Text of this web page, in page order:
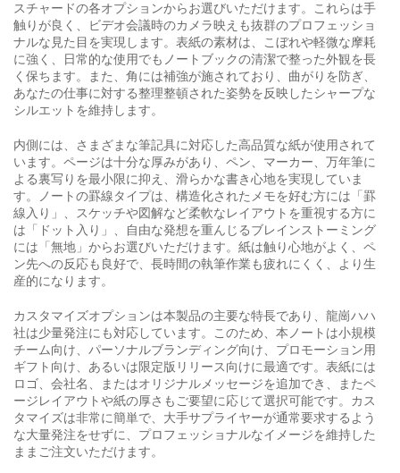
スチャードの各オプションからお選びいただけます。これらは手
触りが良く、ビデオ会議時のカメラ映えも抜群のプロフェッショ
ナルな見た目を実現します。表紙の素材は、こぼれや軽微な摩耗
に強く、日常的な使用でもノートブックの清潔で整った外観を長
く保ちます。また、角には補強が施されており、曲がりを防ぎ、
あなたの仕事に対する整理整頓された姿勢を反映したシャープな
シルエットを維持します。
内側には、さまざまな筆記具に対応した高品質な紙が使用されて
います。ページは十分な厚みがあり、ペン、マーカー、万年筆に
よる裏写りを最小限に抑え、滑らかな書き心地を実現していま
す。ノートの罫線タイプは、構造化されたメモを好む方には「罫
線入り」、スケッチや図解など柔軟なレイアウトを重視する方に
は「ドット入り」、自由な発想を重んじるブレインストーミング
には「無地」からお選びいただけます。紙は触り心地がよく、ペ
ン先への反応も良好で、長時間の執筆作業も疲れにくく、より生
産的になります。
カスタマイズオプションは本製品の主要な特長であり、龍崗ハハ
社は少量発注にも対応しています。このため、本ノートは小規模
チーム向け、パーソナルブランディング向け、プロモーション用
ギフト向け、あるいは限定版リリース向けに最適です。表紙には
ロゴ、会社名、またはオリジナルメッセージを追加でき、またペ
ージレイアウトや紙の厚さもご要望に応じて選択可能です。カス
タマイズは非常に簡単で、大手サプライヤーが通常要求するよう
な大量発注をせずに、プロフェッショナルなイメージを維持した
ままご注文いただけます。